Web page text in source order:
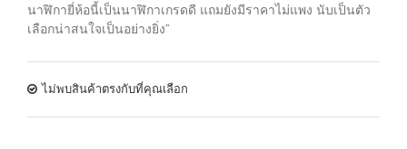
นาฬิกายี่ห้อนี้เป็นนาฬิกาเกรดดี แถมยังมีราคาไม่แพง นับเป็นตัว
เลือกน่าสนใจเป็นอย่างยิ่ง”
ไม่พบสินค้าตรงกับที่คุณเลือก